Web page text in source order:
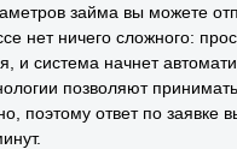
займа вы можете
нет ничего сложного:
и система начнет
позволяют
поэтому ответ по заявке